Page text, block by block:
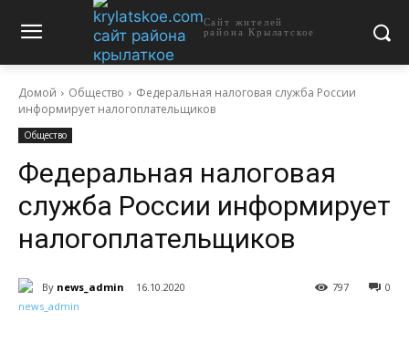
Сайт жителей
района Крылатское
Домой Общество
Федеральная налоговая служба России
информирует налогоплательщиков
Общество
Федеральная налоговая
служба России информирует
налогоплательщиков
By news_admin 16.10.2020 0
797